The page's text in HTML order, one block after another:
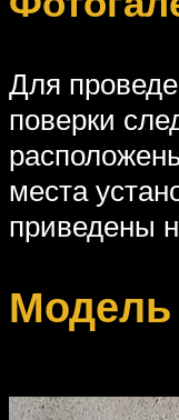
Для
поверки
места
приведены